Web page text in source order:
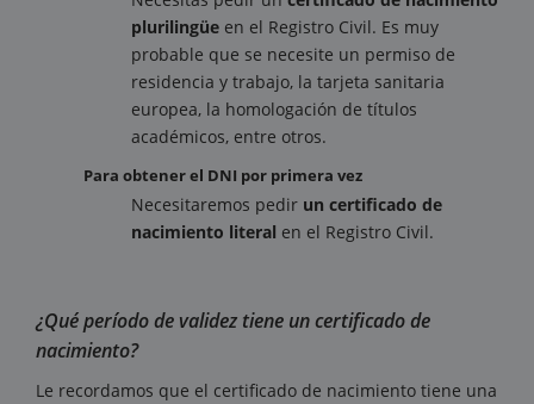
plurilingüe en el Registro Civil. Es muy
probable que se necesite un permiso de
residencia y trabajo, la tarjeta sanitaria
europea, la homologación de títulos
académicos, entre otros.
Para obtener el DNI por primera vez
Necesitaremos pedir un certificado de
nacimiento literal en el Registro Civil.
¿Qué período de validez tiene un certificado de
nacimiento?
Le recordamos que el certificado de nacimiento tiene una